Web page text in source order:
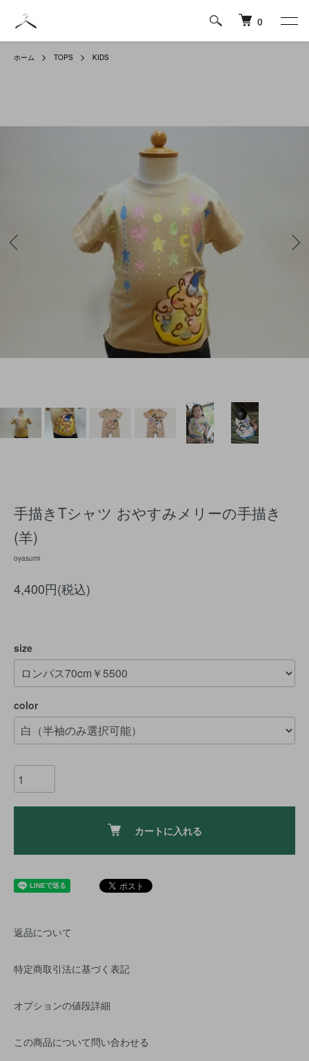
0
ホーム TOPS KIDS
手描きTシャツ おやすみメリーの手描き
(羊)
oyasumi
4,400円(税込)
size
color
カートに入れる
返品について
特定商取引法に基づく表記
オプションの値段詳細
この商品について問い合わせる